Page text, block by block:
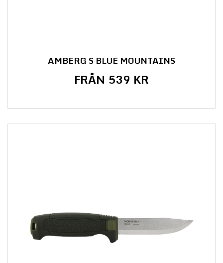
AMBERG S BLUE MOUNTAINS
FRÅN 539 KR